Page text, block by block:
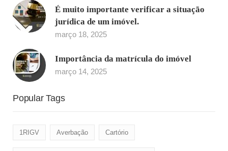
É muito importante verificar a situação
jurídica de um imóvel.
março 18, 2025
Importância da matrícula do imóvel
março 14, 2025
Popular Tags
1RIGV Averbação Cartório